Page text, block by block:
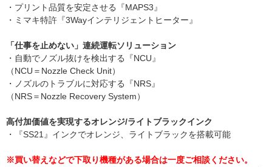
・プリント品質を安定させる『MAPS3』
・ミマキ特許『3Wayインテリジェントヒーター』
「仕事を止めない」連続運転ソリューション
・自動でノズル抜けを検出する『NCU』
（NCU＝Nozzle Check Unit）
・ノズルのトラブルに対応する『NRS』
（NRS＝Nozzle Recovery System）
高付加価値を実現するオレンジ/ライトブラックインク
・『SS21』インクでオレンジ、ライトブラックを搭載可能
※買い替えなどで下取り機種がある場合は一度ご相談ください。